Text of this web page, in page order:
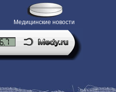
Медицинские новости